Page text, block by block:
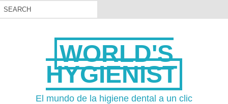
WORLD'S
HYGIENIST
El mundo de la higiene dental a un clic